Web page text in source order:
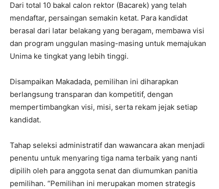
Dari total 10 bakal calon rektor (Bacarek) yang telah
mendaftar, persaingan semakin ketat. Para kandidat
berasal dari latar belakang yang beragam, membawa visi
dan program unggulan masing-masing untuk memajukan
Unima ke tingkat yang lebih tinggi.
Disampaikan Makadada, pemilihan ini diharapkan
berlangsung transparan dan kompetitif, dengan
mempertimbangkan visi, misi, serta rekam jejak setiap
kandidat.
Tahap seleksi administratif dan wawancara akan menjadi
penentu untuk menyaring tiga nama terbaik yang nanti
dipilih oleh para anggota senat dan diumumkan panitia
pemilihan. “Pemilihan ini merupakan momen strategis